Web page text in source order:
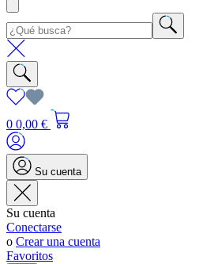
0 0,00 €
Su cuenta
Su cuenta
Conectarse
o Crear una cuenta
Favoritos